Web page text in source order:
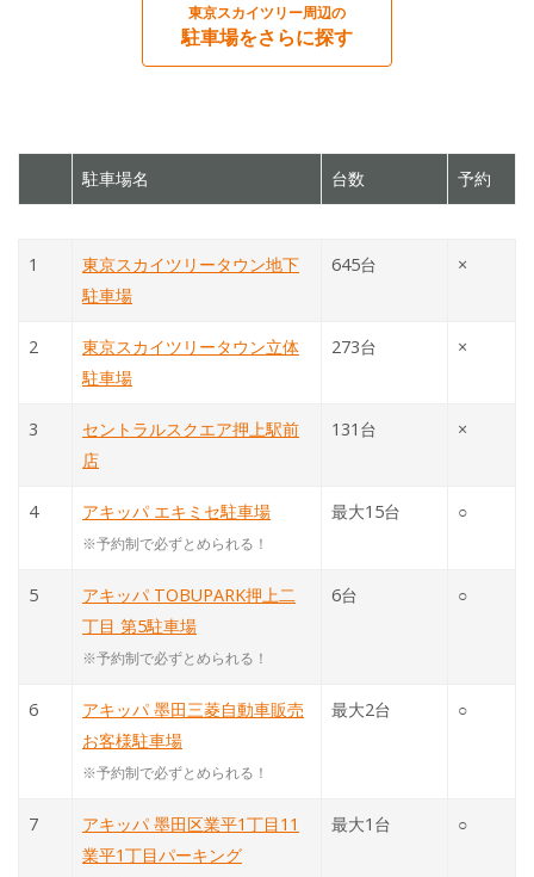
東京スカイツリー周辺の
駐車場をさらに探す
駐車場名 台数 予約
1
東京スカイツリータウン地下
駐車場
645台 ×
2
東京スカイツリータウン立体
駐車場
273台 ×
3
セントラルスクエア押上駅前
店
131台 ×
4 アキッパ エキミセ駐車場
※予約制で必ずとめられる！
最大15台 ○
5
アキッパ TOBUPARK押上二
丁目 第5駐車場
※予約制で必ずとめられる！
6台 ○
6
アキッパ 墨田三菱自動車販売
お客様駐車場
※予約制で必ずとめられる！
最大2台 ○
7
アキッパ 墨田区業平1丁目11
業平1丁目パーキング
最大1台 ○